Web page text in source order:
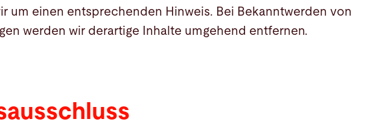
um einen entsprechenden Hinweis. Bei Bekanntwerden von
werden wir derartige Inhalte umgehend entfernen.